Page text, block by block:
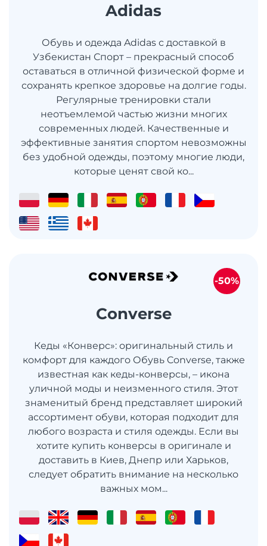
Adidas
Обувь и одежда Adidas с доставкой в
Узбекистан Спорт – прекрасный способ
оставаться в отличной физической форме и
сохранять крепкое здоровье на долгие годы.
Регулярные тренировки стали
неотъемлемой частью жизни многих
современных людей. Качественные и
эффективные занятия спортом невозможны
без удобной одежды, поэтому многие люди,
которые ценят свой ко...
Converse
Кеды «Конверс»: оригинальный стиль и
комфорт для каждого Обувь Converse, также
известная как кеды-конверсы, – икона
уличной моды и неизменного стиля. Этот
знаменитый бренд представляет широкий
ассортимент обуви, которая подходит для
любого возраста и стиля одежды. Если вы
хотите купить конверсы в оригинале и
доставить в Киев, Днепр или Харьков,
следует обратить внимание на несколько
важных мом...
-50%